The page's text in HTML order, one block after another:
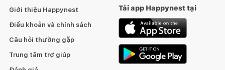
giúp bạn hài lòng và yên tâm khi mua sắm. Mua ngay khăn tắm
cotton NORA đẹp, chất lượng với giá cả hợp lý cho gia đình
Giới thiệu Happynest
Điều khoản và chính sách
Câu hỏi thường gặp
Trung tâm trợ giúp
Tải app Happynest tại